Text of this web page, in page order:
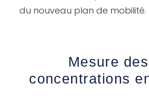
du nouveau plan de mobilité.
Mesure des
concentrations